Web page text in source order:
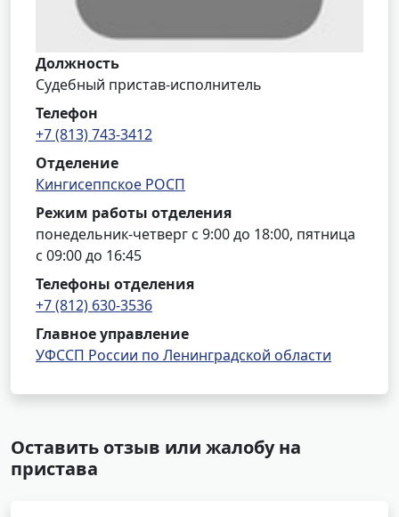
Должность
Судебный пристав-исполнитель
Телефон
+7 (813) 743-3412
Отделение
Кингисеппское РОСП
Режим работы отделения
понедельник-четверг с 9:00 до 18:00, пятница
с 09:00 до 16:45
Телефоны отделения
+7 (812) 630-3536
Главное управление
УФССП России по Ленинградской области
Оставить отзыв или жалобу на
пристава